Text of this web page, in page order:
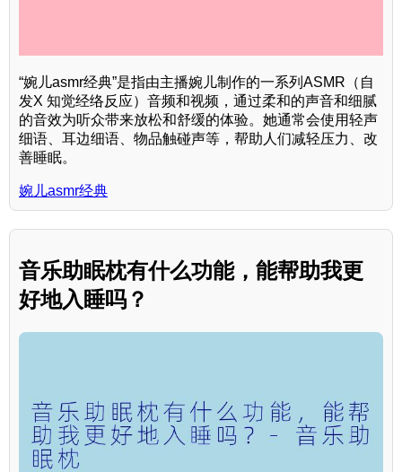
“婉儿asmr经典”是指由主播婉儿制作的一系列ASMR（自
发X 知觉经络反应）音频和视频，通过柔和的声音和细腻
的音效为听众带来放松和舒缓的体验。她通常会使用轻声
细语、耳边细语、物品触碰声等，帮助人们减轻压力、改
善睡眠。
婉儿asmr经典
音乐助眠枕有什么功能，能帮助我更
好地入睡吗？